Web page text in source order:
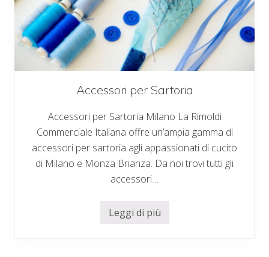
Accessori per Sartoria
Accessori per Sartoria Milano La Rimoldi
Commerciale Italiana offre un’ampia gamma di
accessori per sartoria agli appassionati di cucito
di Milano e Monza Brianza. Da noi trovi tutti gli
accessori…
A
Leggi di più